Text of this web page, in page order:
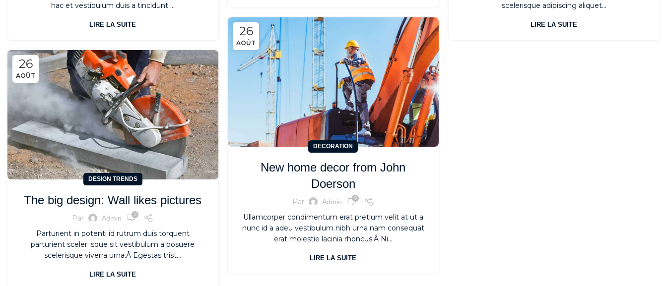
hac et vestibulum duis a tincidunt ...
LIRE LA SUITE
scelerisque adipiscing aliquet...
LIRE LA SUITE
26
AOÛT
DECORATION
New home decor from John
Doerson
Par Admin 0
Ullamcorper condimentum erat pretium velit at ut a
nunc id a adeu vestibulum nibh urna nam consequat
erat molestie lacinia rhoncus.Â Ni...
LIRE LA SUITE
26
AOÛT
DESIGN TRENDS
The big design: Wall likes pictures
Par Admin 0
Parturient in potenti id rutrum duis torquent
parturient sceler isque sit vestibulum a posuere
scelerisque viverra urna.Â Egestas trist...
LIRE LA SUITE